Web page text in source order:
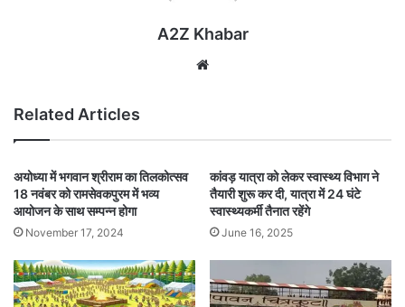
A2Z Khabar
Related Articles
अयोध्या में भगवान श्रीराम का तिलकोत्सव
18 नवंबर को रामसेवकपुरम में भव्य
आयोजन के साथ सम्पन्न होगा
November 17, 2024
कांवड़ यात्रा को लेकर स्वास्थ्य विभाग ने
तैयारी शुरू कर दी, यात्रा में 24 घंटे
स्वास्थ्यकर्मी तैनात रहेंगे
June 16, 2025